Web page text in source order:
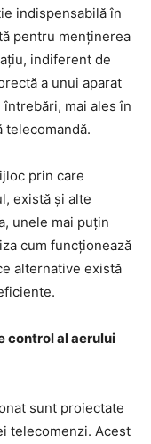
indispensabilă în
pentru menținerea
indiferent de
a unui aparat
mai ales în
telecomandă.
prin care
există și alte
unele mai puțin
cum funcționează
alternative există
control al aerului
sunt proiectate
telecomenzi. Acest